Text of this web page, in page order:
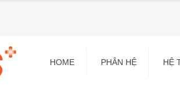
HOME PHÂN HỆ HỆ